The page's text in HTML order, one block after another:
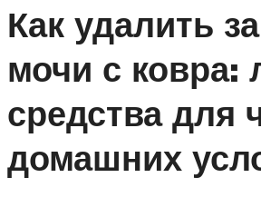
Как удалить
мочи с ковра:
средства для
домашних